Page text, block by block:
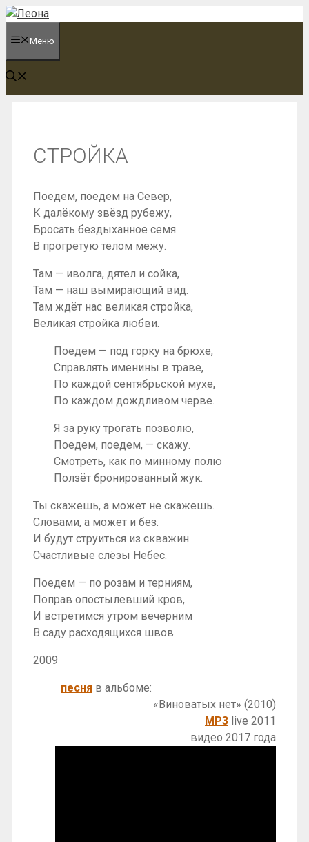
Перейти
содержимому
Меню
СТРОЙКА
Поедем, поедем на Север,
К далёкому звёзд рубежу,
Бросать бездыханное семя
В прогретую телом межу.
Там — иволга, дятел и сойка,
Там — наш вымирающий вид.
Там ждёт нас великая стройка,
Великая стройка любви.
Поедем — под горку на брюхе,
Справлять именины в траве,
По каждой сентябрьской мухе,
По каждом дождливом черве.
Я за руку трогать позволю,
Поедем, поедем, — скажу.
Смотреть, как по минному полю
Ползёт бронированный жук.
Ты скажешь, а может не скажешь.
Словами, а может и без.
И будут струиться из скважин
Счастливые слёзы Небес.
Поедем — по розам и терниям,
Поправ опостылевший кров,
И встретимся утром вечерним
В саду расходящихся швов.
2009
песня в альбоме:
«Виноватых нет» (2010)
MP3 live 2011
видео 2017 года